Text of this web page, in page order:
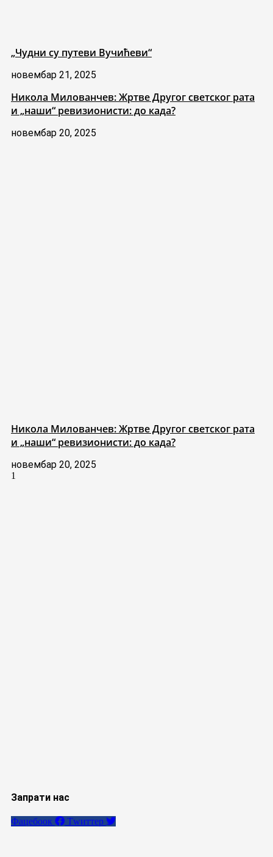
„Чудни су путеви Вучићеви“
новембар 21, 2025
Никола Милованчев: Жртве Другог светског рата
и „наши“ ревизионисти: до када?
новембар 20, 2025
Никола Милованчев: Жртве Другог светског рата
и „наши“ ревизионисти: до када?
новембар 20, 2025
Запрати нас
Фацебоок Тwиттер